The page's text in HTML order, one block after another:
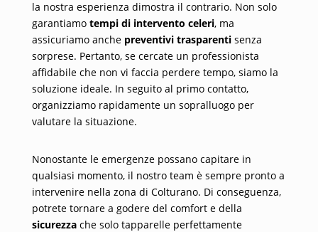
la nostra esperienza dimostra il contrario. Non solo
garantiamo tempi di intervento celeri, ma
assicuriamo anche preventivi trasparentisenza
sorprese. Pertanto, se cercate un professionista
affidabile che non vi faccia perdere tempo, siamo la
soluzione ideale. In seguito al primo contatto,
organizziamo rapidamente un sopralluogo per
valutare la situazione.
Nonostante le emergenze possano capitare in
qualsiasi momento, il nostro team è sempre pronto a
intervenire nella zona di Colturano. Di conseguenza,
potrete tornare a godere del comfort e della
sicurezzache solo tapparelle perfettamente